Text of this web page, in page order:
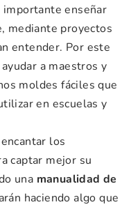
enseñar
mediante proyectos
entender. Por este
a maestros y
moldes fáciles que
en escuelas y
los
captar mejor su
una manualidad de
haciendo algo que